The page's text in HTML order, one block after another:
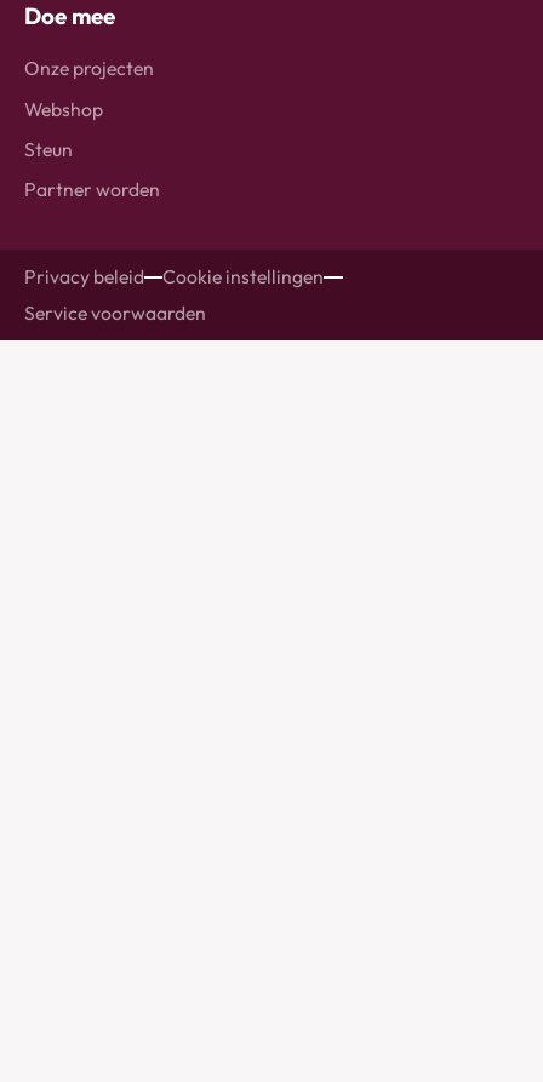
Doe mee
Onze projecten
Webshop
Steun
Partner worden
Privacy beleid
Cookie instellingen
Service voorwaarden